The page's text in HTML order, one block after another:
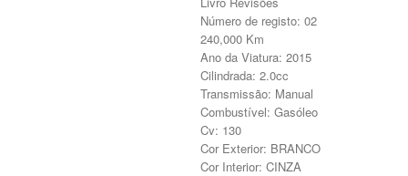
Bancos Traseiros Aquecidos
Suspensão Pneumática
Porta Bagageira Automática
Faróis Reguláveis em Altura
Bancos Traseiros c/ Conf. Individual
Trancamento Autom. das Portas em
Número de registo: 02
240,000 Km
Ano da Viatura: 2015
Cilindrada: 2.0cc
Transmissão: Manual
Combustível: Gasóleo
Cv: 130
Cor Exterior: BRANCO
Cor Interior: CINZA